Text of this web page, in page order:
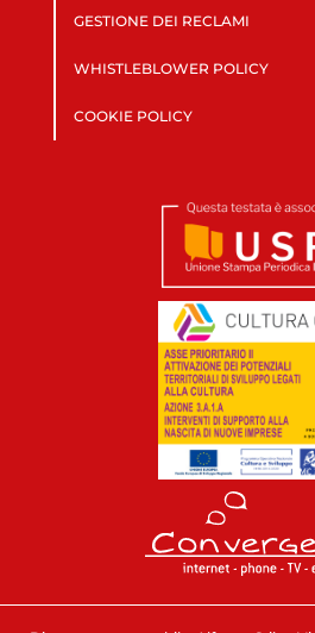
GESTIONE DEI RECLAMI
WHISTLEBLOWER POLICY
COOKIE POLICY